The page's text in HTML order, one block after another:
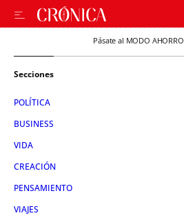
Pásate al MODO AHORRO
Secciones
POLÍTICA
BUSINESS
VIDA
CREACIÓN
PENSAMIENTO
VIAJES